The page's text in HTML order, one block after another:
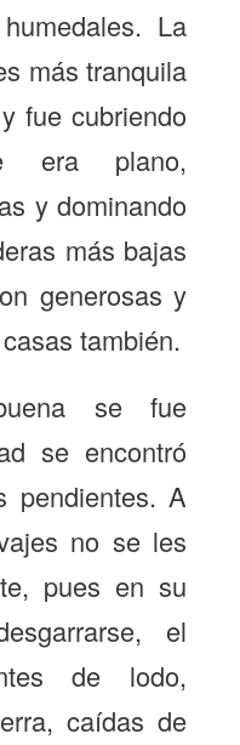
La
más tranquila
fue cubriendo
era plano,
y dominando
más bajas
generosas y
también.
se fue
se encontró
pendientes. A
no se les
pues en su
el
de lodo,
caídas de